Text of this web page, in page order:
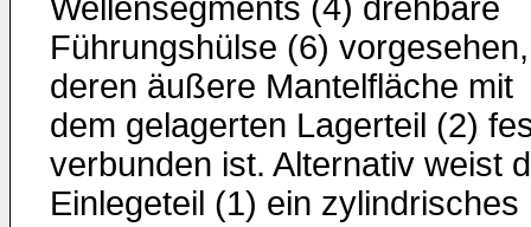
Wellensegments (4) drehbare
Führungshülse (6) vorgesehen,
deren äußere Mantelfläche mit
dem gelagerten Lagerteil (2)
verbunden ist. Alternativ weist
Einlegeteil (1) ein zylindrisches